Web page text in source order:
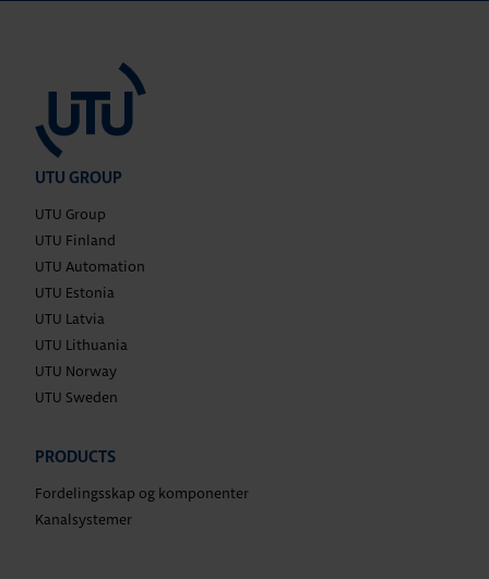
UTU GROUP
UTU Group
UTU Finland
UTU Automation
UTU Estonia
UTU Latvia
UTU Lithuania
UTU Norway
UTU Sweden
PRODUCTS
Fordelingsskap og komponenter
Kanalsystemer